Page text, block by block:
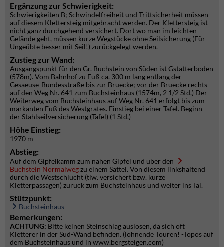
Ergänzung zur Schwierigkeit:
Schwierigkeiten B; Schwindelfreiheit und Trittsicherheit müssen
auf diesem Klettersteig mitgebracht werden. Der Klettersteig ist
nicht ganz durchgehend versichert. Dort wo man im leichten
Gelände geht, müssen kurze Wegstücke ohne Seilsicherung (Für
Ungeübte besser mit Seil!) zurückgelegt werden.
Zustieg zur Wand:
Ausgangspunkt für den Gr. Buchstein von Süden ist Gstatterboden
(578m). Vom Bahnhof zu Fuß ca. 300 m lang entlang der
Gesaeuse-Bundesstraße bis zur Bruecke; vor der Bruecke rechts
auf den Weg Nr. 641 zum Buchsteinhaus (1574m, 2 1/2 Std.) Der
Weiterweg vom Buchsteinhaus auf Weg Nr. 641 erfolgt bis zum
markanten Fuß des Westgrates. Einstieg bei einer Tafel. Beginn
der Stahlseilversicherung (Tafel) (1 Std.)
Höhe Einstieg:
1970 m
Abstieg:
Auf dem Gipfelkamm zum nahen Gipfel und über den
Buchstein Normalwegzu einem Sattel. Von diesem linkshaltend
durch die Westschlucht (tlw. versichert bzw. kurze
Kletterpassagen) zurück zum Buchsteinhaus und weiter ins Tal.
Stützpunkt:
Buchsteinhaus
Bemerkungen:
ACHTUNG: Bitte keinen Steinschlag auslösen, da sich oft
Kletterer in der Süd-Wand befinden. (lohnende Touren! -Topos auf
dem Buchsteinhaus und in www.bergsteigen.com)